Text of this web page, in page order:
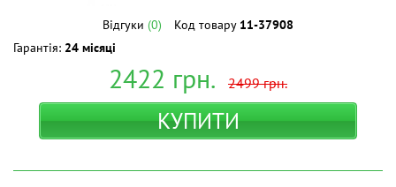
Відгуки (0) Код товару 11-37908
Гарантія: 24 місяці
2422 грн. 2499грн.
КУПИТИ